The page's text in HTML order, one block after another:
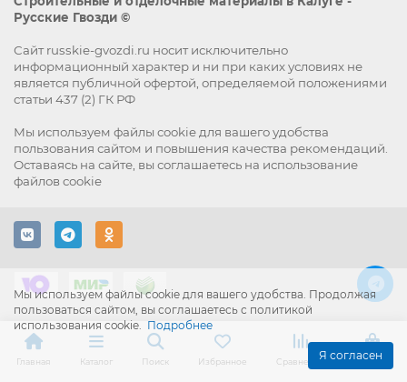
Мы используем файлы cookie для вашего удобства. Продолжая
пользоваться сайтом, вы соглашаетесь с политикой
использования cookie. Подробнее
Я согласен
Русские Гвозди ©
Сайт russkie-gvozdi.ru носит исключительно
информационный характер и ни при каких условиях не
является публичной офертой, определяемой положениями
статьи 437 (2) ГК РФ
Мы используем файлы cookie для вашего удобства
пользования сайтом и повышения качества рекомендаций.
Оставаясь на сайте, вы соглашаетесь на использование
файлов cookie
Главная Каталог Поиск Избранное Сравнение Корзина